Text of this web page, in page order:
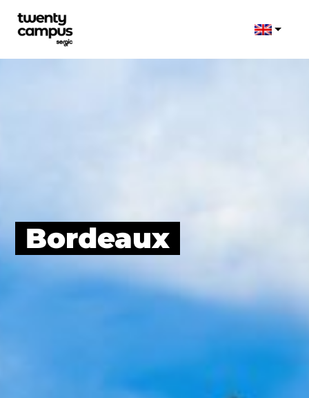
Bordeaux